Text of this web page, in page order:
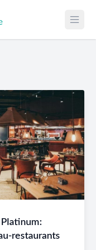
Open
restaurants